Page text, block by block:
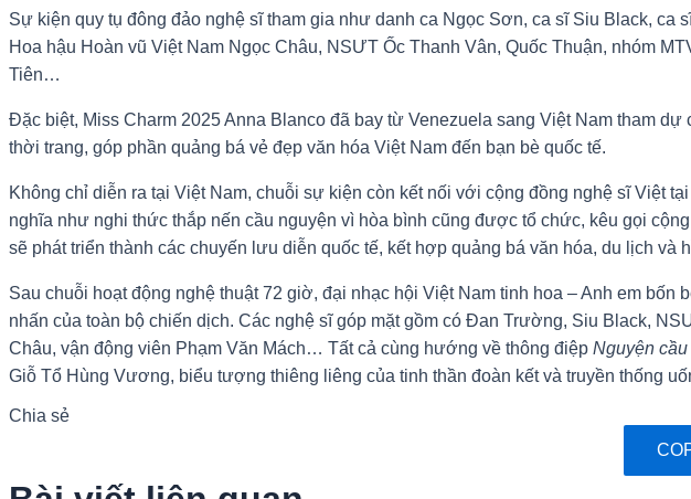
Sự kiện quy tụ đông đảo nghệ sĩ tham gia như danh ca Ngọc Sơn, ca sĩ Siu Black,
Hoa hậu Hoàn vũ Việt Nam Ngọc Châu, NSƯT Ốc Thanh Vân, Quốc Thuận, nhóm
Tiên…
Đặc biệt, Miss Charm 2025 Anna Blanco đã bay từ Venezuela sang Việt Nam tham
thời trang, góp phần quảng bá vẻ đẹp văn hóa Việt Nam đến bạn bè quốc tế.
Không chỉ diễn ra tại Việt Nam, chuỗi sự kiện còn kết nối với cộng đồng nghệ sĩ Việt
nghĩa như nghi thức thắp nến cầu nguyện vì hòa bình cũng được tổ chức, kêu gọi
sẽ phát triển thành các chuyến lưu diễn quốc tế, kết hợp quảng bá văn hóa, du lịch và
Sau chuỗi hoạt động nghệ thuật 72 giờ, đại nhạc hội Việt Nam tinh hoa – Anh em
nhấn của toàn bộ chiến dịch. Các nghệ sĩ góp mặt gồm có Đan Trường, Siu Black,
Châu, vận động viên Phạm Văn Mách… Tất cả cùng hướng về thông điệp Nguyện
Giỗ Tổ Hùng Vương, biểu tượng thiêng liêng của tinh thần đoàn kết và truyền thống
Chia sẻ